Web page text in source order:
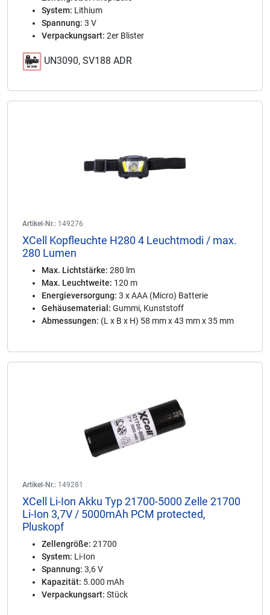
System: Lithium
Spannung: 3 V
Verpackungsart: 2er Blister
UN3090, SV188 ADR
Artikel-Nr.: 149276
XCell Kopfleuchte H280 4 Leuchtmodi / max.
280 Lumen
Max. Lichtstärke: 280 lm
Max. Leuchtweite: 120 m
Energieversorgung: 3 x AAA (Micro) Batterie
Gehäusematerial: Gummi, Kunststoff
Abmessungen: (L x B x H) 58 mm x 43 mm x 35 mm
Artikel-Nr.: 149281
XCell Li-Ion Akku Typ 21700-5000 Zelle 21700
Li-Ion 3,7V / 5000mAh PCM protected,
Pluskopf
Zellengröße: 21700
System: Li-Ion
Spannung: 3,6 V
Kapazität: 5.000 mAh
Verpackungsart: Stück